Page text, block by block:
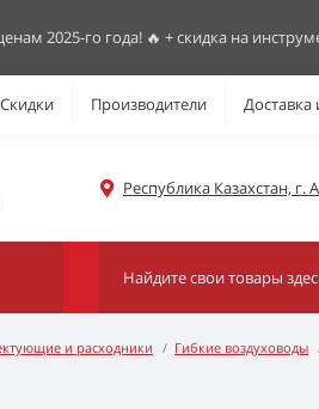
2025-го года! 🔥 + скидка на
Скидки Производители Доставка
Республика Казахстан, г.
и расходники Гибкие воздуховоды